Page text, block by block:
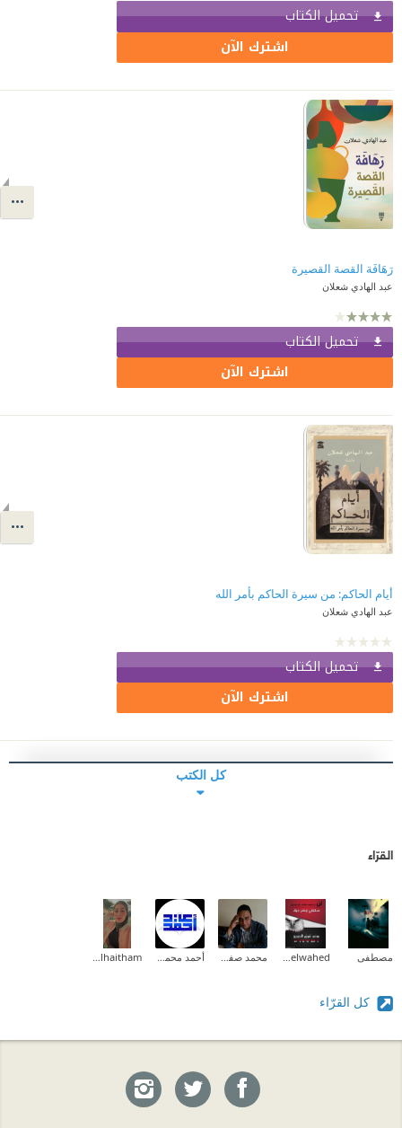
تحميل الكتاب
اشترك الآن
رَهَافَة القصة القصيرة
عبد الهادي شعلان
تحميل الكتاب
اشترك الآن
عبد الهادي شعلان
تحميل الكتاب
اشترك الآن
كل الكتب
القرّاء
مصطفى Mohamed Abdelwahed محمد صفوت أحمد محمود عيد Zainab_alhaitham
كل القرّاء